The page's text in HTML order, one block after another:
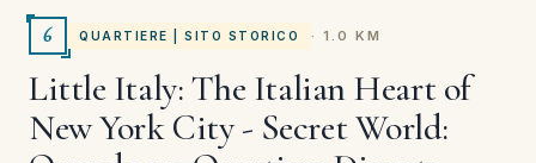
6 QUARTIERE | SITO STORICO · 1.0 KM
Little Italy: The Italian Heart of
New York City - Secret World: